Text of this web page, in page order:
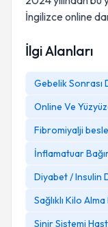
İngilizce online
İlgi Alanları
Gebelik Sonrası
Online Ve
Fibromiyalji
İnflamatuar
Diyabet / Insulin
Sağlıklı Kilo
Sinir Sistemi